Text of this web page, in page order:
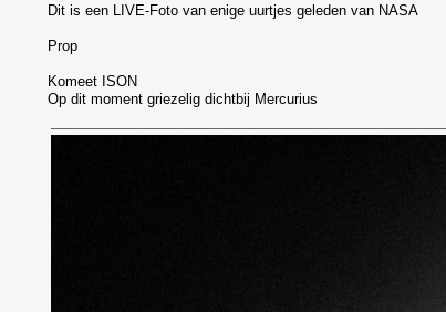
Dit is een LIVE-Foto van enige uurtjes geleden van NASA
Prop
Komeet ISON
Op dit moment griezelig dichtbij Mercurius